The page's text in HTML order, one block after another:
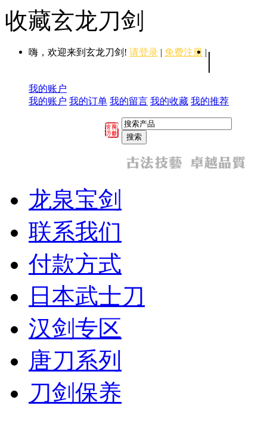
收藏玄龙刀剑
嗨，欢迎来到玄龙刀剑! 请登录 | 免费注册 | |
我的账户
我的账户 我的订单 我的留言 我的收藏 我的推荐
龙泉宝剑
联系我们
付款方式
日本武士刀
汉剑专区
唐刀系列
刀剑保养